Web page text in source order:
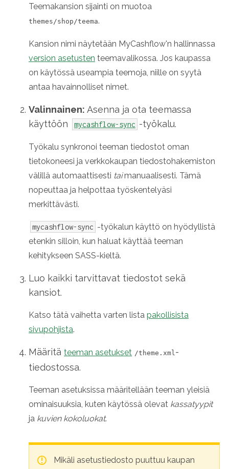
Teemakansion sijainti on muotoa
themes/shop/teema.
Kansion nimi näytetään MyCashflow'n hallinnassa
version asetusten teemavalikossa. Jos kaupassa
on käytössä useampia teemoja, niille on syytä
antaa havainnolliset nimet.
Valinnainen: Asenna ja ota teemassa
käyttöön
mycashflow-sync -työkalu.
Työkalu synkronoi teeman tiedostot oman
tietokoneesi ja verkkokaupan tiedostohakemiston
välillä automaattisesti taimanuaalisesti. Tämä
nopeuttaa ja helpottaa työskentelyäsi
merkittävästi.
mycashflow-sync -työkalun käyttö on hyödyllistä
etenkin silloin, kun haluat käyttää teeman
kehitykseen SASS-kieltä.
Luo kaikki tarvittavat tiedostot sekä
kansiot.
Katso tätä vaihetta varten lista pakollisista
sivupohjista.
Määritä teeman asetukset /theme.xml-
tiedostossa.
Teeman asetuksissa määritellään teeman yleisiä
ominaisuuksia, kuten käytössä olevat kassatyypit
ja kuvien kokoluokat.
Mikäli asetustiedosto puuttuu kaupan